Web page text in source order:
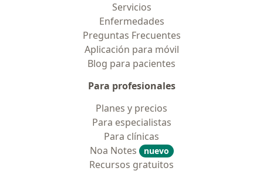
Servicios
Enfermedades
Preguntas Frecuentes
Aplicación para móvil
Blog para pacientes
Para profesionales
Planes y precios
Para especialistas
Para clínicas
Noa Notes
nuevo
Recursos gratuitos